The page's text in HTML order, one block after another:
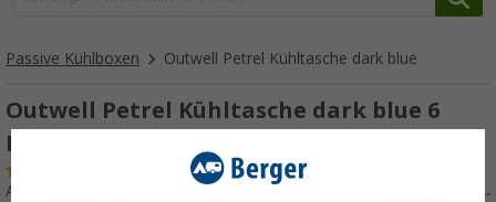
Passive Kühlboxen Outwell Petrel Kühltasche dark blue
Outwell Petrel Kühltasche dark blue 6
Liter S
Art.-Nr.: 745717